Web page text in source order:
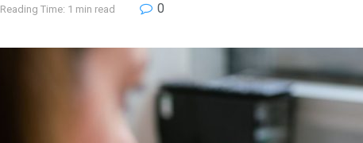
Reading Time: 1 min read 0